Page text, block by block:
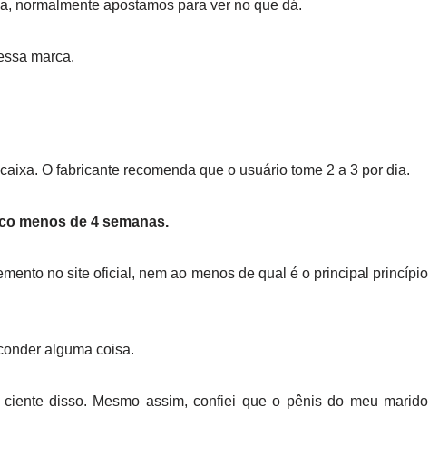
normalmente apostamos para ver no que dá.
marca.
O fabricante recomenda que o usuário tome 2 a 3 por dia.
menos de 4 semanas.
no site oficial, nem ao menos de qual é o principal princípio
alguma coisa.
disso. Mesmo assim, confiei que o pênis do meu marido